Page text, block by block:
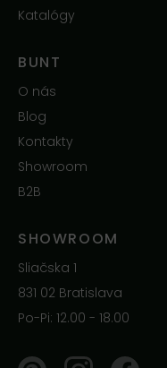
Katalógy
BUNT
O nás
Blog
Kontakty
Showroom
B2B
SHOWROOM
Sliačska 1
831 02 Bratislava
Po-Pi: 12.00 - 18.00